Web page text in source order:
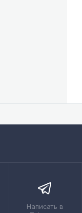
Написать в